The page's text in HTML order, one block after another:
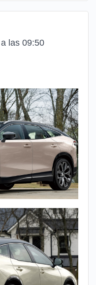
las 09:50